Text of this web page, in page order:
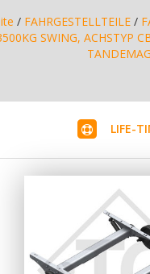
/ FAHRGESTELLTEILE/
SWING, ACHSTYP
LIFE-